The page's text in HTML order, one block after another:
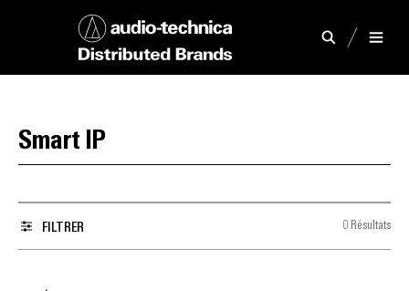
Smart IP
FILTRER 0 Résultats